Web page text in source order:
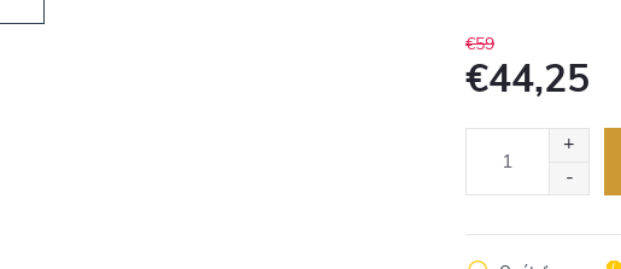
€59
€44,25